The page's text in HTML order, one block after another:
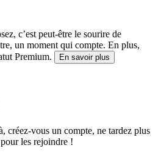
c’est peut-être le sourire de
un moment qui compte. En plus,
Premium.
En savoir plus
créez-vous un compte, ne tardez plus
les rejoindre !